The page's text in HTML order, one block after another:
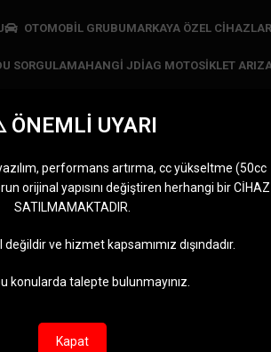
OTOMOBİL GRUBUMARKAYA ÖZEL CIHAZLAR
SORGULAMAHANGI JDIAG MOTOSIKLET
soketi
MARKAYA ÖZEL CIHAZLAR
5 Ürünler
ÖNEMLİ UYARI
performans artırma, cc yükseltme (50cc
orijinal yapısını değiştiren herhangi bir CİHAZ
SATILMAMAKTADIR.
ve hizmet kapsamımız dışındadır.
konularda talepte bulunmayınız.
Kapat